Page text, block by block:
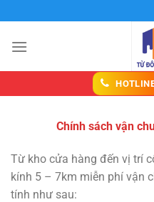
đến
nội
Chính sách vận
Từ kho cửa hàng đến vị trí
kính 5 – 7km miễn phí vận
tính như sau: